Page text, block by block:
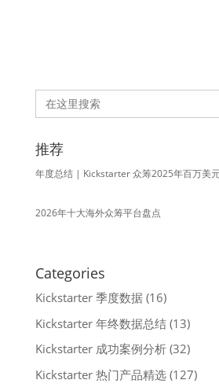
Search
for:
推荐
年度总结 | Kickstarter 众筹2025年百万美
2026年十大海外众筹平台盘点
Categories
Kickstarter 季度数据(16)
Kickstarter 年终数据总结(13)
Kickstarter 成功案例分析(32)
Kickstarter 热门产品精选(127)